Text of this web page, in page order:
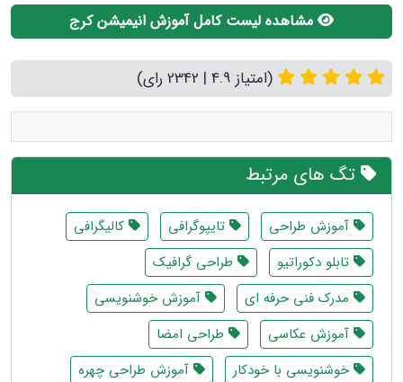
مشاهده لیست کامل آموزش انیمیشن کرج
(امتیاز 4.9 | 2342 رای)
تگ های مرتبط
آموزش طراحی تایپوگرافی
کالیگرافی
تابلو دکوراتیو
طراحی گرافیک
مدرک فنی حرفه ای
آموزش خوشنویسی
آموزش عکاسی
طراحی امضا
خوشنویسی با خودکار
آموزش طراحی چهره